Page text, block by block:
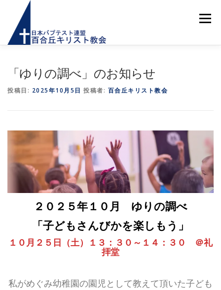
ツ
メニュー
お問い合わせ
「ゆりの調べ」のお知らせ
投稿日: 2025年10月5日 投稿者: 百合丘キリスト教会
２０２５年１０月 ゆりの調べ
「子どもさんびかを楽しもう」
１０月２５日（土） １３：３０～１４：３０
＠礼
拝堂
私がめぐみ幼稚園の園児として教えて頂いた子ども